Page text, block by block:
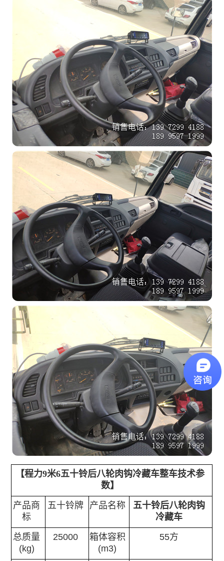
【程力9米6五十铃后八轮肉钩冷藏车整车技术参
数】
产品商
标
五十铃牌 产品名称
五十铃后八轮肉钩
冷藏车
总质量
(kg)
25000
箱体容积
(m3)
55方